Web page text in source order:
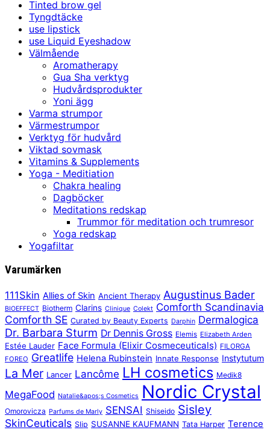
Tinted brow gel
Tyngdtäcke
use lipstick
use Liquid Eyeshadow
Välmående
Aromatherapy
Gua Sha verktyg
Hudvårdsprodukter
Yoni ägg
Varma strumpor
Värmestrumpor
Verktyg för hudvård
Viktad sovmask
Vitamins & Supplements
Yoga - Meditiation
Chakra healing
Dagböcker
Meditations redskap
Trummor för meditation och trumresor
Yoga redskap
Yogafiltar
Varumärken
111Skin Allies of Skin Ancient Therapy Augustinus Bader
BIOEFFECT Biotherm Clarins Clinique Colekt Comforth Scandinavia
Comforth SE Curated by Beauty Experts Darphin Dermalogica
Dr. Barbara Sturm Dr Dennis Gross Elemis Elizabeth Arden
Estée Lauder Face Formula (Elixir Cosmeceuticals) FILORGA
FOREO Greatlife Helena Rubinstein Innate Response Instytutum
La Mer Lancer Lancôme LH cosmetics Medik8
MegaFood Natalie&apos;s Cosmetics Nordic Crystal
Omorovicza Parfums de Marly SENSAI Shiseido Sisley
SkinCeuticals Slip SUSANNE KAUFMANN Tata Harper Terence